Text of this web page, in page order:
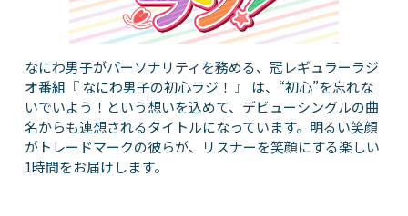
なにわ男子がパーソナリティを務める、冠レギュラーラジ
オ番組『 なにわ男子の初心ラジ！ 』 は、“初心”を忘れな
いでいよう！という想いを込めて、デビューシングルの曲
名からも連想されるタイトルになっています。明るい笑顔
がトレードマークの彼らが、リスナーを笑顔にする楽しい
1時間をお届けします。